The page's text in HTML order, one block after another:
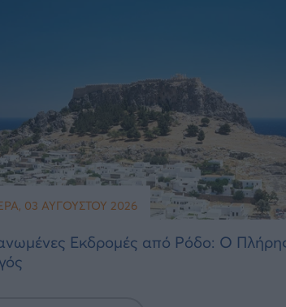
03 ΑΥΓΟΎΣΤΟΥ 2026
Εκδρομές από Ρόδο: Ο